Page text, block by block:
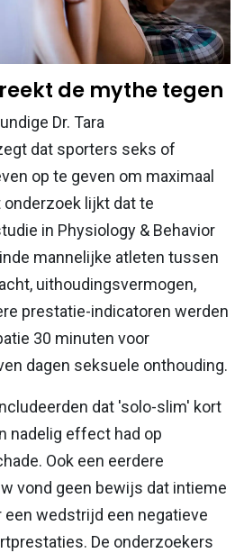
de mythe tegen
Dr. Tara
dat sporters seks of
op te geven om maximaal
lijkt dat te
in Physiology & Behavior
mannelijke atleten tussen
uithoudingsvermogen,
prestatie-indicatoren werden
30 minuten voor
dagen seksuele onthouding.
dat 'solo-slim' kort
nadelig effect had op
Ook een eerdere
vond geen bewijs dat intieme
een wedstrijd een negatieve
De onderzoekers